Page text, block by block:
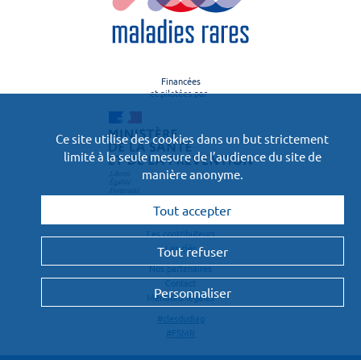
Financées
et pilotées par :
Le projet
Les contributeurs
Les clés
Nos partenaires
Contact
Mentions légales
#clesdudiag
#FSMR
Ce site utilise des cookies dans un but strictement
limité à la seule mesure de l’audience du site de
manière anonyme.
Tout accepter
Tout refuser
Personnaliser